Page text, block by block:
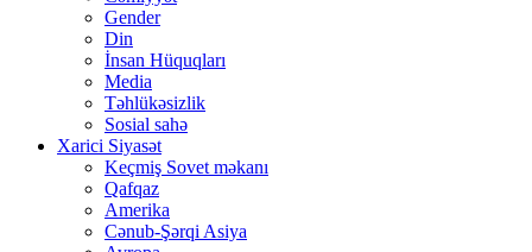
Gender
Din
İnsan Hüquqları
Media
Təhlükəsizlik
Sosial sahə
Xarici Siyasət
Keçmiş Sovet məkanı
Qafqaz
Amerika
Cənub-Şərqi Asiya